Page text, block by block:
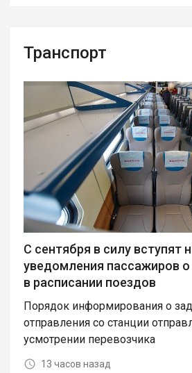
Транспорт
С сентября в силу вступят
уведомления пассажиров о
в расписании поездов
Порядок информирования о
отправления со станции
усмотрении перевозчика
13 часов назад